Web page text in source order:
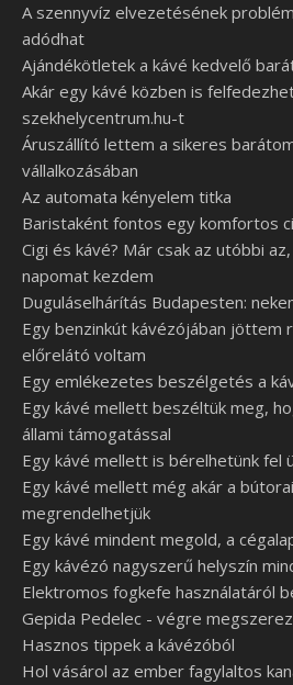
A szennyvíz elvezetésének
adódhat
Ajándékötletek a kávé kedvelő
Akár egy kávé közben is
szekhelycentrum.hu-t
Áruszállító lettem a sikeres
vállalkozásában
Az automata kényelem titka
Baristaként fontos egy komfortos
Cigi és kávé? Már csak az utóbbi
napomat kezdem
Duguláselhárítás Budapesten:
Egy benzinkút kávézójában jöttem
előrelátó voltam
Egy emlékezetes beszélgetés a
Egy kávé mellett beszéltük meg,
állami támogatással
Egy kávé mellett is bérelhetünk fel
Egy kávé mellett még akár a
megrendelhetjük
Egy kávé mindent megold, a
Egy kávézó nagyszerű helyszín
Elektromos fogkefe használatáról
Gepida Pedelec - végre
Hasznos tippek a kávézóból
Hol vásárol az ember fagylaltos